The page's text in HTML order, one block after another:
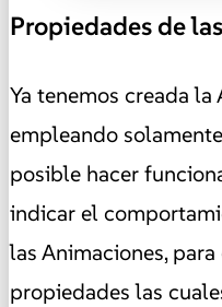
Propiedades de
Ya tenemos creada
empleando
posible hacer
indicar el
las Animaciones,
propiedades las